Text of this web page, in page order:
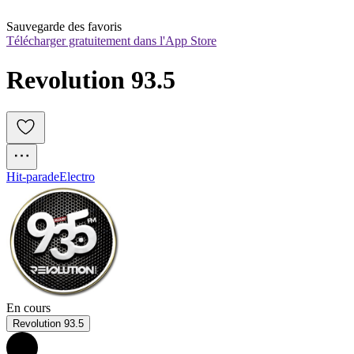
Sauvegarde des favoris
Télécharger gratuitement dans l'App Store
Revolution 93.5
Hit-paradeElectro
En cours
Revolution 93.5